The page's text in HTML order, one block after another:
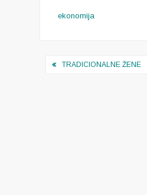
ekonomija
Navigacija
TRADICIONALNE ŽENE